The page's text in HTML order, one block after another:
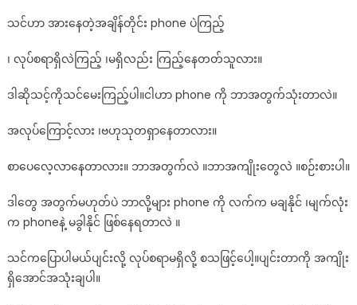
သင်ဟာ အားနေတဲ့အချိန်တိုင်း phone ပဲကြည့်
၊ လုပ်စရာရှိလဲကြည့် ၊မရှိလည်း ကြည့်နေတတ်သူလား။
ဒါဆိုသင့်ကိုသင်မေးကြည့်ပါ။ငါဟာ phone ကို ဘာအတွက်သုံးတာလဲ။
အလုပ်ကြောင့်လား ၊ဗဟုသုတရှာနေတာလား။
စာပေလေ့လာနေတာလား။ ဘာအတွက်လဲ ။ဘာအကျိုးတွေလဲ ။စဉ်းစားပါ။
ဒါတွေ အတွက်မဟုတ်ပဲ ဘာလို့များ phone ကို လက်က မချနိုင် ၊မျက်လုံး
က phoneနဲ့ မခွါနိုင် ဖြစ်နေရတာလဲ ။
သင်ကပြောပါမယ်ပျင်းလို့ လုပ်စရာမရှိလို့ စသဖြင့်ပေါ့။ပျင်းတာကို အကျိုး
ရှိအောင်အသုံးချပါ။